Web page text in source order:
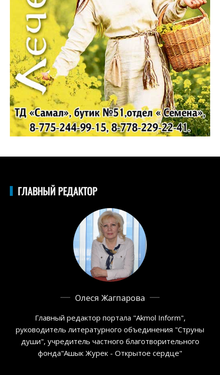
ГЛАВНЫЙ РЕДАКТОР
Олеся Жагпарова
Главный редактор портала "Akmol Inform",
руководитель литературного объединения "Струны
души", учредитель частного благотворительного
фонда"Ашык Журек - Открытое сердце"